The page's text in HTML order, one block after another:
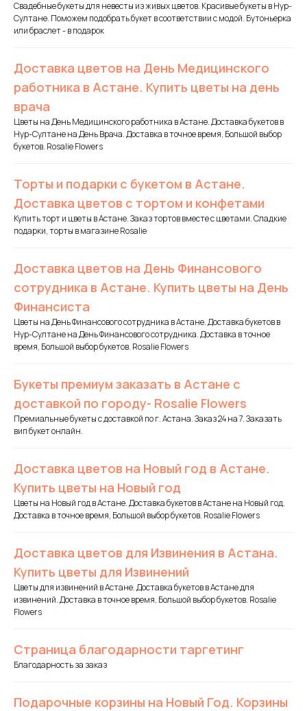
Свадебные букеты для невесты из живых цветов. Красивые букеты в Нур-
Султане. Поможем подобрать букет в соответствии с модой. Бутоньерка
или браслет - в подарок
Доставка цветов на День Медицинского
работника в Астане. Купить цветы на день
врача
Цветы на День Медицинского работника в Астане. Доставка букетов в
Нур-Султане на День Врача. Доставка в точное время, Большой выбор
букетов. Rosalie Flowers
Торты и подарки с букетом в Астане.
Доставка цветов с тортом и конфетами
Купить торт и цветы в Астане. Заказ тортов вместе с цветами. Сладкие
подарки, торты в магазине Rosalie
Доставка цветов на День Финансового
сотрудника в Астане. Купить цветы на День
Финансиста
Цветы на День Финансового сотрудника в Астане. Доставка букетов в
Нур-Султане на День Финансового сотрудника. Доставка в точное
время, Большой выбор букетов. Rosalie Flowers
Букеты премиум заказать в Астане с
доставкой по городу- Rosalie Flowers
Премиальные букеты с доставкой по г. Астана. Заказ 24 на 7. Заказать
вип букет онлайн.
Доставка цветов на Новый год в Астане.
Купить цветы на Новый год
Цветы на Новый год в Астане. Доставка букетов в Астане на Новый год.
Доставка в точное время, Большой выбор букетов. Rosalie Flowers
Доставка цветов для Извинения в Астана.
Купить цветы для Извинений
Цветы для извинений в Астане. Доставка букетов в Астане для
извинений. Доставка в точное время, Большой выбор букетов. Rosalie
Flowers
Страница благодарности таргетинг
Благодарность за заказ
Подарочные корзины на Новый Год. Корзины